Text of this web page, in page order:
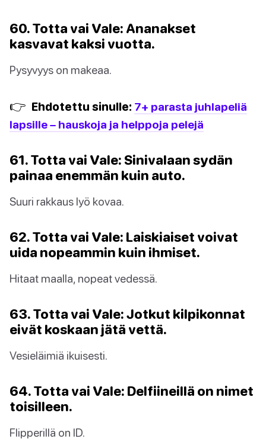
60. Totta vai Vale: Ananakset
kasvavat kaksi vuotta.
Pysyvyys on makeaa.
👉 Ehdotettu sinulle: 7+ parasta juhlapeliä
lapsille – hauskoja ja helppoja pelejä
61. Totta vai Vale: Sinivalaan sydän
painaa enemmän kuin auto.
Suuri rakkaus lyö kovaa.
62. Totta vai Vale: Laiskiaiset voivat
uida nopeammin kuin ihmiset.
Hitaat maalla, nopeat vedessä.
63. Totta vai Vale: Jotkut kilpikonnat
eivät koskaan jätä vettä.
Vesieläimiä ikuisesti.
64. Totta vai Vale: Delfiineillä on nimet
toisilleen.
Flipperillä on ID.